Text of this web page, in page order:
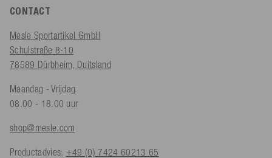
CONTACT
Mesle Sportartikel GmbH
Schulstraße 8-10
78589 Dürbheim, Duitsland
Maandag - Vrijdag
08.00 - 18.00 uur
shop@mesle.com
Productadvies: +49 (0) 7424 60213 65